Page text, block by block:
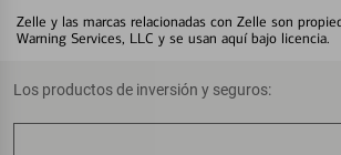
Zelle y las marcas relacionadas con Zelle son
Warning Services, LLC y se usan aquí bajo licencia.
Los productos de inversión y seguros: